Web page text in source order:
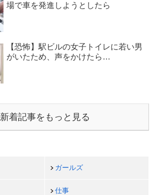
場で車を発進しようとしたら
【恐怖】駅ビルの女子トイレに若い男
がいたため、声をかけたら…
新着記事をもっと見る
ガールズ
仕事